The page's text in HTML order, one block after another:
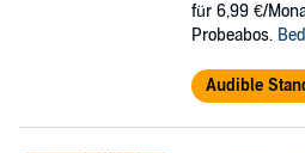
für 6,99 €/
Probeabos.
Audible